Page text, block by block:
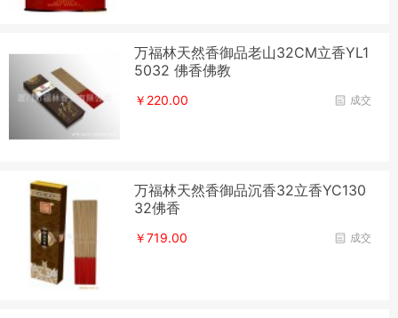
万福林天然香御品老山32CM立香YL1
5032 佛香佛教
成交
￥220.00
万福林天然香御品沉香32立香YC130
32佛香
成交
￥719.00